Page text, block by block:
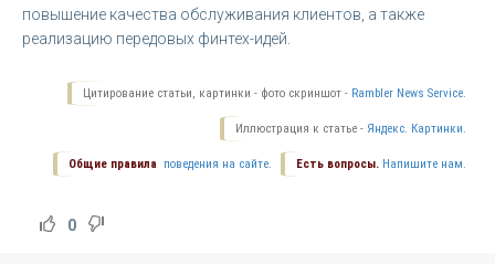
повышение качества обслуживания клиентов, а также
реализацию передовых финтех-идей.
Цитирование статьи, картинки - фото скриншот - Rambler News Service.
Иллюстрация к статье - Яндекс. Картинки.
Есть вопросы. Напишите нам.
Общие правила поведения на сайте.
0